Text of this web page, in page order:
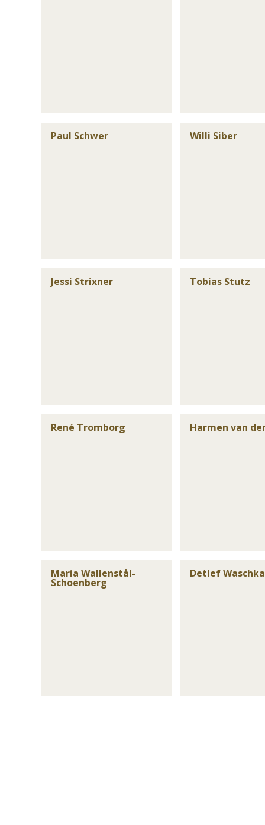
Paul Schwer Willi Siber
Jessi Strixner Tobias Stutz
René Tromborg Harmen van
Maria Wallenstål-
Schoenberg
Detlef